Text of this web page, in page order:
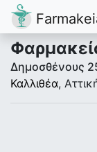
Δημοσθένους
Καλλιθέα,